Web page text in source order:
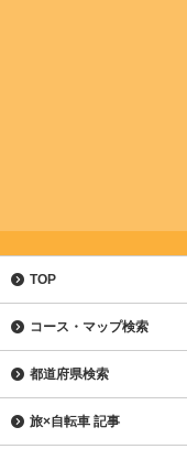
TOP
コース・マップ検索
都道府県検索
旅×自転車 記事